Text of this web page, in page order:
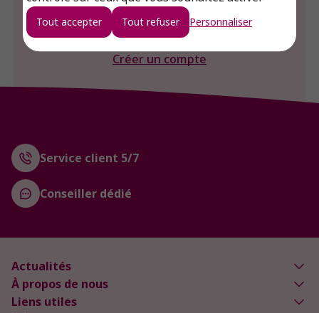
Tout accepter Tout refuser Personnaliser
Connexion
Créer un compte
Service client 5/7
Conseiller dédié
Actualités
À propos de nous
Liens utiles